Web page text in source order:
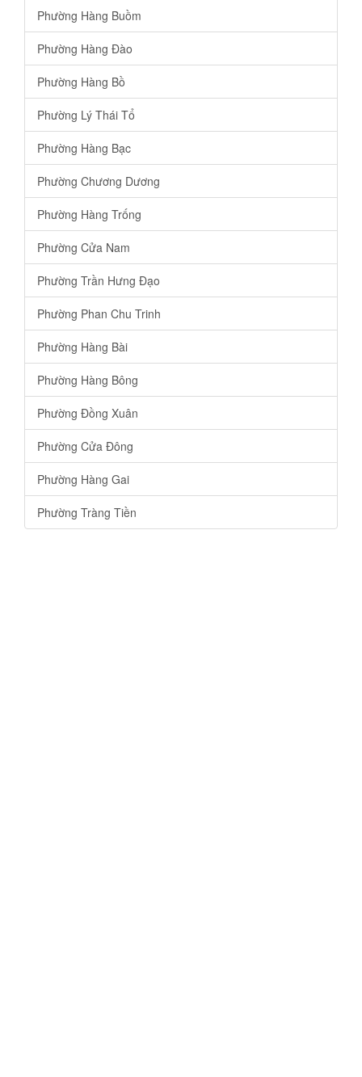
Phường Hàng Buồm
Phường Hàng Đào
Phường Hàng Bồ
Phường Lý Thái Tổ
Phường Hàng Bạc
Phường Chương Dương
Phường Hàng Trống
Phường Cửa Nam
Phường Trần Hưng Đạo
Phường Phan Chu Trinh
Phường Hàng Bài
Phường Hàng Bông
Phường Đồng Xuân
Phường Cửa Đông
Phường Hàng Gai
Phường Tràng Tiền